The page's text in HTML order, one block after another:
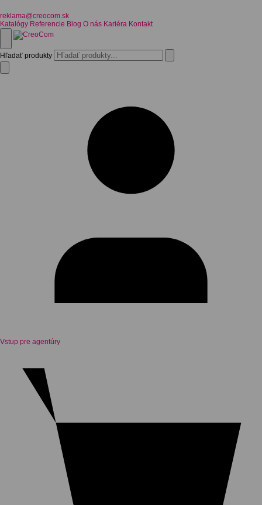
reklama@creocom.sk
Katalógy Referencie Blog O nás Kariéra Kontakt
Hľadať produkty
Vstup pre agentúry